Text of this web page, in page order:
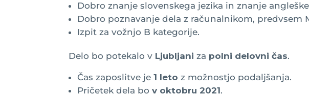
Dobro znanje slovenskega jezika in znanje
Dobro poznavanje dela z računalnikom, predvsem
Izpit za vožnjo B kategorije.
Delo bo potekalo v Ljubljani za polni delovni čas.
Čas zaposlitve je1 leto z možnostjo podaljšanja.
Pričetek dela bov oktobru 2021.